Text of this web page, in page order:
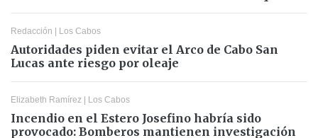
Redacción | Los Cabos
Autoridades piden evitar el Arco de Cabo San
Lucas ante riesgo por oleaje
Elizabeth Ramírez | Los Cabos
Incendio en el Estero Josefino habría sido
provocado: Bomberos mantienen investigación